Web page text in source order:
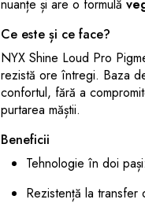
nuanțe și are o formulă
Ce este și ce face?
NYX Shine Loud Pro
rezistă ore întregi. Baza
confortul, fără a
purtarea măștii.
Beneficii
Tehnologie în doi
Rezistență la transfer